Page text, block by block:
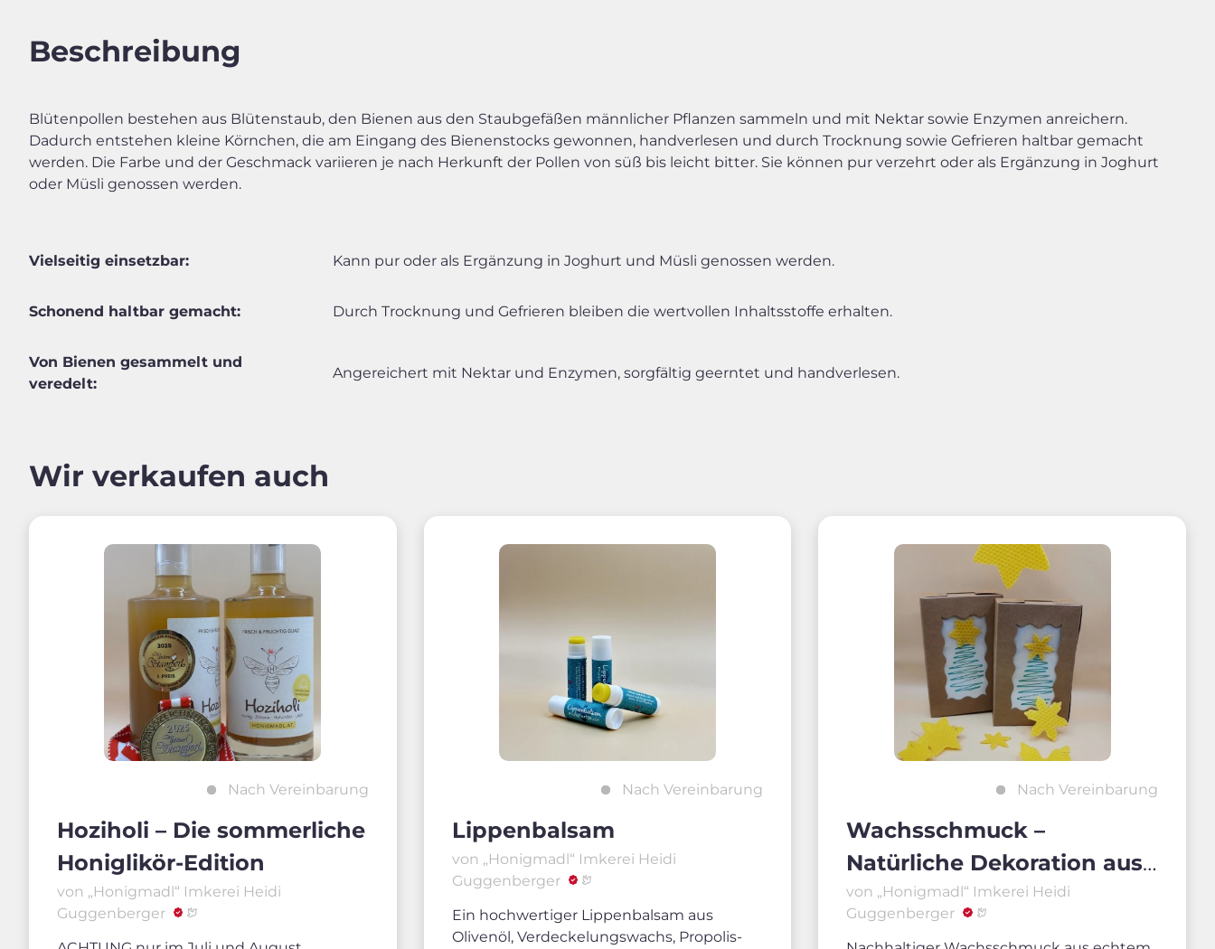
Beschreibung
Blütenpollen bestehen aus Blütenstaub, den Bienen aus den Staubgefäßen männlicher Pflanzen sammeln und mit Nektar sowie Enzymen anreichern.
Dadurch entstehen kleine Körnchen, die am Eingang des Bienenstocks gewonnen, handverlesen und durch Trocknung sowie Gefrieren haltbar gemacht
werden. Die Farbe und der Geschmack variieren je nach Herkunft der Pollen von süß bis leicht bitter. Sie können pur verzehrt oder als Ergänzung in Joghurt
oder Müsli genossen werden.
Vielseitig einsetzbar: Kann pur oder als Ergänzung in Joghurt und Müsli genossen werden.
Schonend haltbar gemacht: Durch Trocknung und Gefrieren bleiben die wertvollen Inhaltsstoffe erhalten.
Von Bienen gesammelt und
veredelt:
Angereichert mit Nektar und Enzymen, sorgfältig geerntet und handverlesen.
Wir verkaufen auch
Nach Vereinbarung
Hoziholi – Die sommerliche
Honiglikör-Edition
von „Honigmadl“ Imkerei Heidi
Guggenberger
Nach Vereinbarung
Lippenbalsam
von „Honigmadl“ Imkerei Heidi
Guggenberger
Ein hochwertiger Lippenbalsam aus
Olivenöl, Verdeckelungswachs, Propolis-
Nach Vereinbarung
Wachsschmuck –
Natürliche Dekoration aus
Bienenwachs
von „Honigmadl“ Imkerei Heidi
Guggenberger